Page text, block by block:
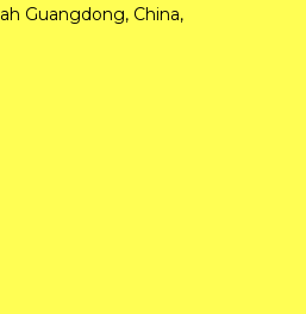
Guangdong, China,